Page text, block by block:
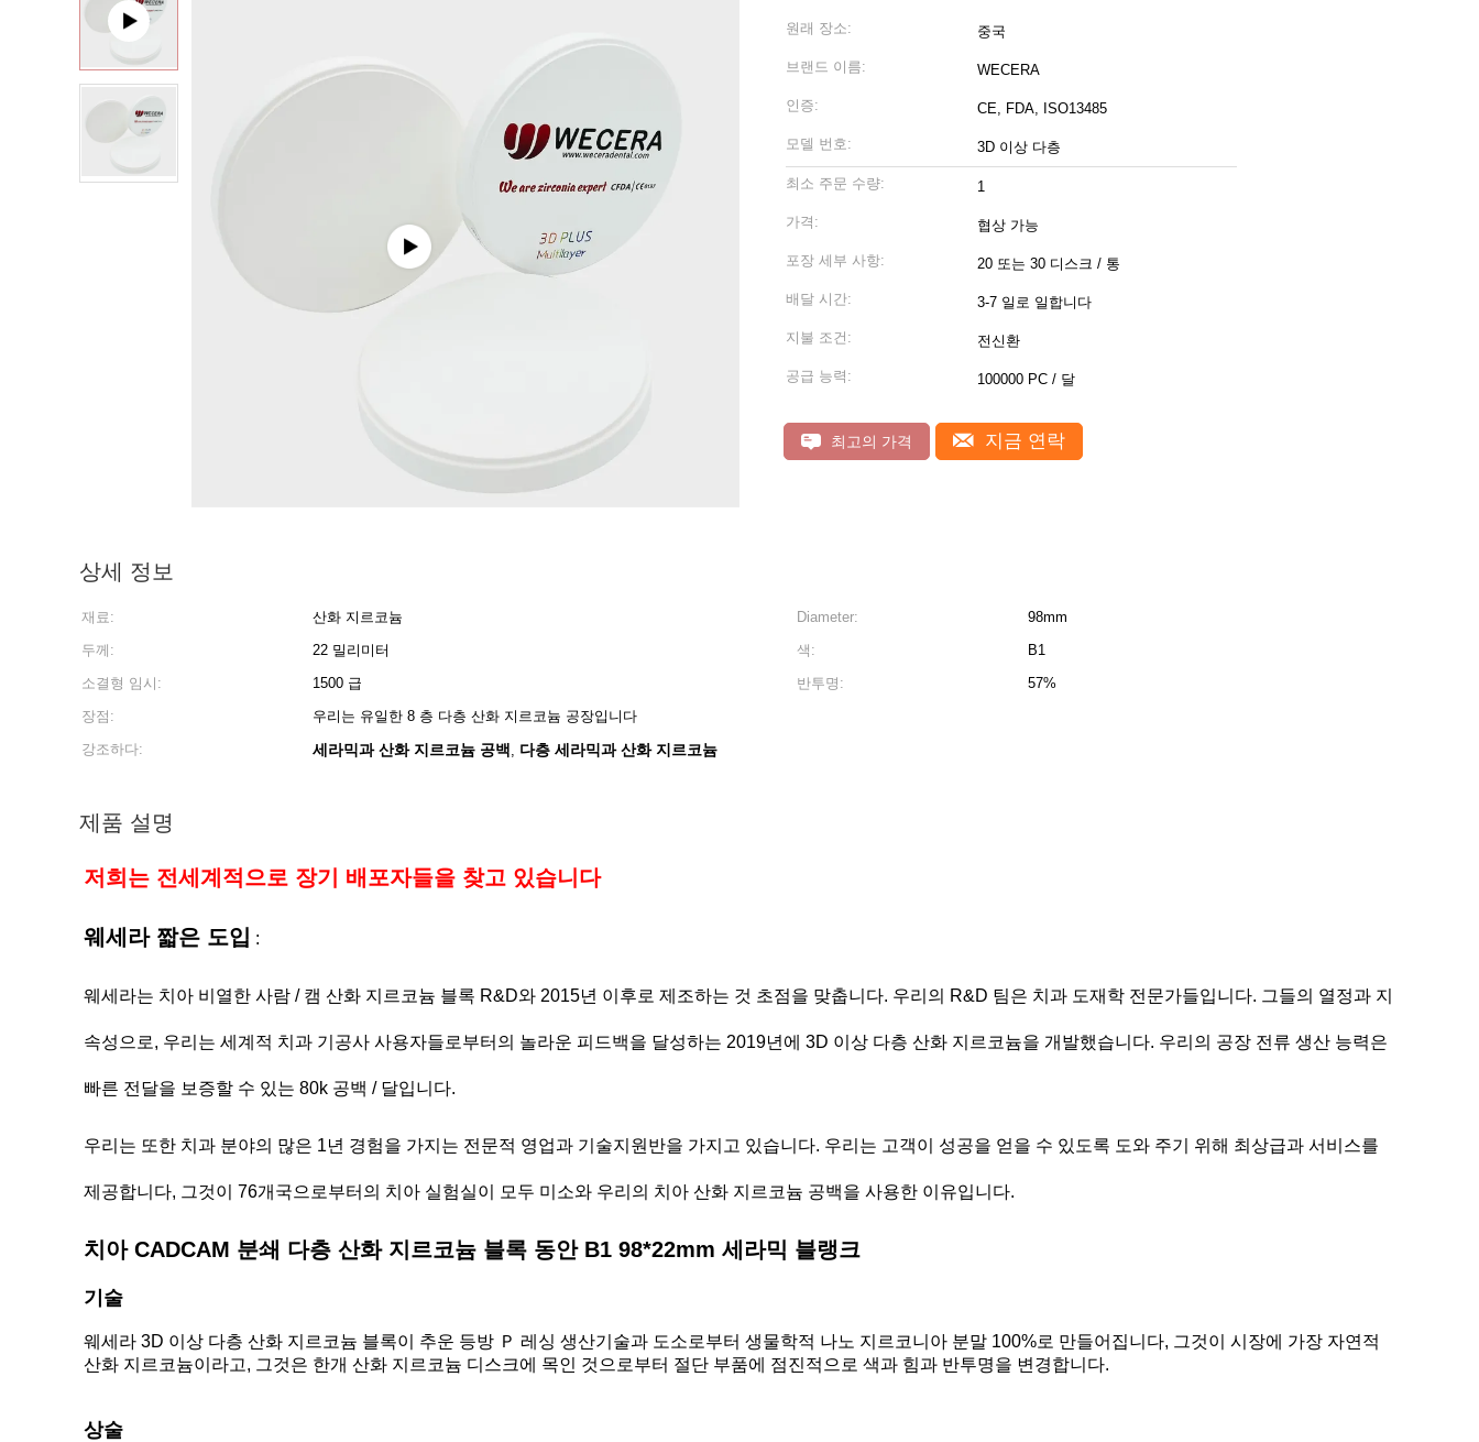
원래 장소: 중국
브랜드 이름: WECERA
인증: CE, FDA, ISO13485
모델 번호: 3D 이상 다층
최소 주문 수량: 1
가격: 협상 가능
포장 세부 사항: 20 또는 30 디스크 / 통
배달 시간: 3-7 일로 일합니다
지불 조건: 전신환
공급 능력: 100000 PC / 달
최고의 가격 지금 연락
상세 정보
재료: 산화 지르코늄 Diameter:
98mm
두께:
22 밀리미터 색:
B1
소결형 임시:
1500 급 반투명:
57%
장점:
우리는 유일한 8 층 다층 산화 지르코늄 공장입니다
강조하다:
세라믹과 산화 지르코늄 공백 , 다층 세라믹과 산화 지르코늄
제품 설명
저희는 전세계적으로 장기 배포자들을 찾고 있습니다
웨세라 짧은 도입 :
웨세라는 치아 비열한 사람 / 캠 산화 지르코늄 블록 R&D와 2015년 이후로 제조하는 것 초점을 맞춥니다. 우리의 R&D 팀은 치과 도재학 전문가들입니다. 그들의 열정과 지
속성으로, 우리는 세계적 치과 기공사 사용자들로부터의 놀라운 피드백을 달성하는 2019년에 3D 이상 다층 산화 지르코늄을 개발했습니다. 우리의 공장 전류 생산 능력은
빠른 전달을 보증할 수 있는 80k 공백 / 달입니다.
우리는 또한 치과 분야의 많은 1년 경험을 가지는 전문적 영업과 기술지원반을 가지고 있습니다. 우리는 고객이 성공을 얻을 수 있도록 도와 주기 위해 최상급과 서비스를
제공합니다, 그것이 76개국으로부터의 치아 실험실이 모두 미소와 우리의 치아 산화 지르코늄 공백을 사용한 이유입니다.
치아 CADCAM 분쇄 다층 산화 지르코늄 블록 동안 B1 98*22mm 세라믹 블랭크
기술
웨세라 3D 이상 다층 산화 지르코늄 블록이 추운 등방 Ｐ 레싱 생산기술과 도소로부터 생물학적 나노 지르코니아 분말 100%로 만들어집니다, 그것이 시장에 가장 자연적
산화 지르코늄이라고, 그것은 한개 산화 지르코늄 디스크에 목인 것으로부터 절단 부품에 점진적으로 색과 힘과 반투명을 변경합니다.
상술